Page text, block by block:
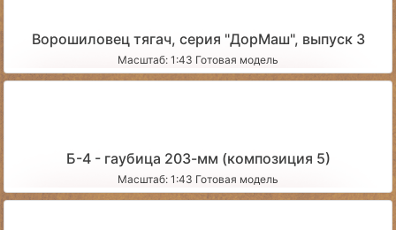
Ворошиловец тягач, серия "ДорМаш", выпуск 3
Масштаб: 1:43 Готовая модель
Б-4 - гаубица 203-мм (композиция 5)
Масштаб: 1:43 Готовая модель